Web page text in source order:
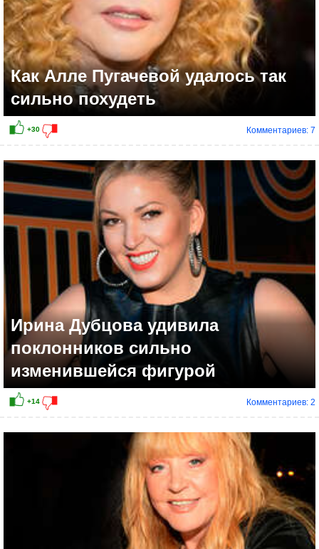
Как Алле Пугачевой удалось так
сильно похудеть
Комментариев: 7
Ирина Дубцова удивила
поклонников сильно
изменившейся фигурой
Комментариев: 2